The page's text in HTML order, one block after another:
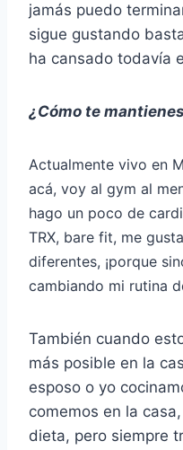
jamás puedo
sigue gustando
ha cansado todavía
¿Cómo te
Actualmente vivo en
acá, voy al gym al
hago un poco de
TRX, bare fit, me
diferentes, ¡porque
cambiando mi rutina
También cuando
más posible en la
esposo o yo
comemos en la
dieta, pero siempre